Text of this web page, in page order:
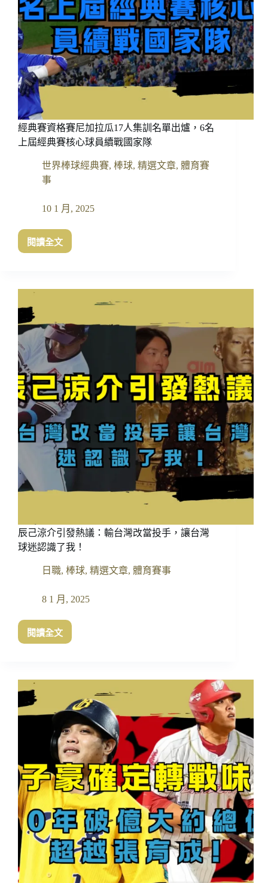
日
本、
多
明
尼
加
成
三
巨
頭
經典賽資格賽尼加拉瓜17人集訓名單出爐，6名
上屆經典賽核心球員續戰國家隊
世界棒球經典賽, 棒球, 精選文章, 體育賽
事
10 1 月, 2025
閱讀全文
經
尼
加
拉
瓜
17
人
集
訓
名
單
出
爐，
典
賽
心
員
戰
國
家
辰己涼介引發熱議：輸台灣改當投手，讓台灣
球迷認識了我！
日職, 棒球, 精選文章, 體育賽事
8 1 月, 2025
閱讀全文
辰
熱
輸
灣
改
當
手，
讓
台
灣
球
迷